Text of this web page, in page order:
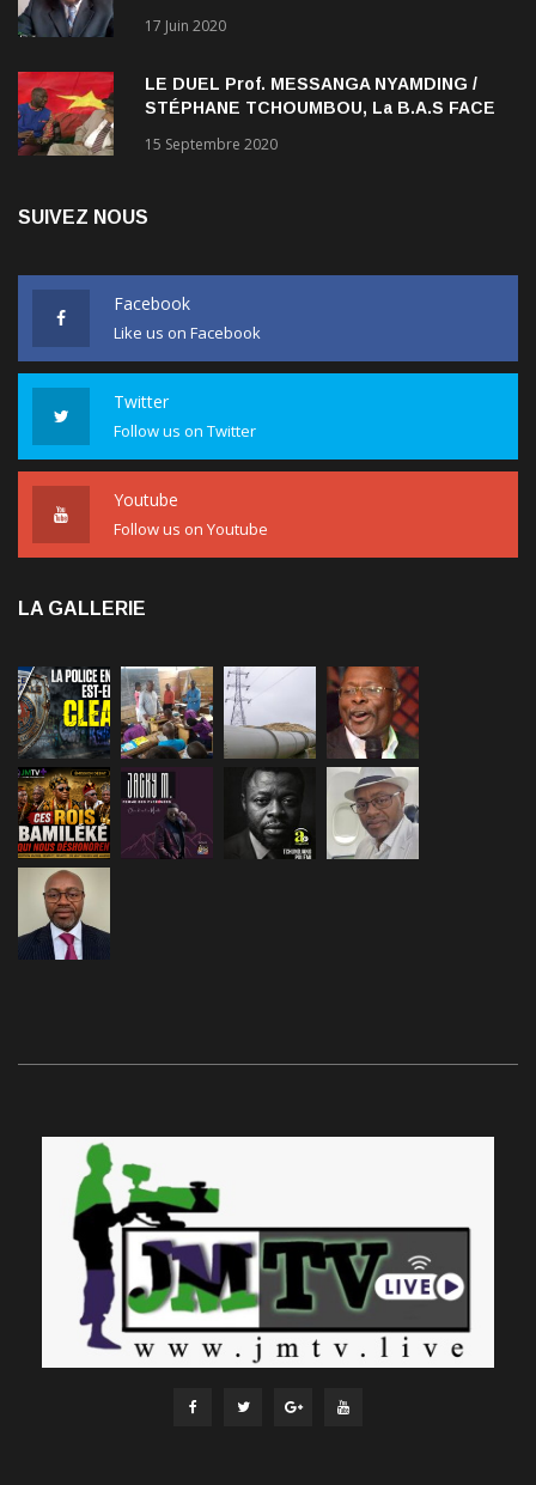
17 Juin 2020
LE DUEL Prof. MESSANGA NYAMDING /
STÉPHANE TCHOUMBOU, La B.A.S FACE
15 Septembre 2020
SUIVEZ NOUS
Facebook
Like us on Facebook
Twitter
Follow us on Twitter
Youtube
Follow us on Youtube
LA GALLERIE